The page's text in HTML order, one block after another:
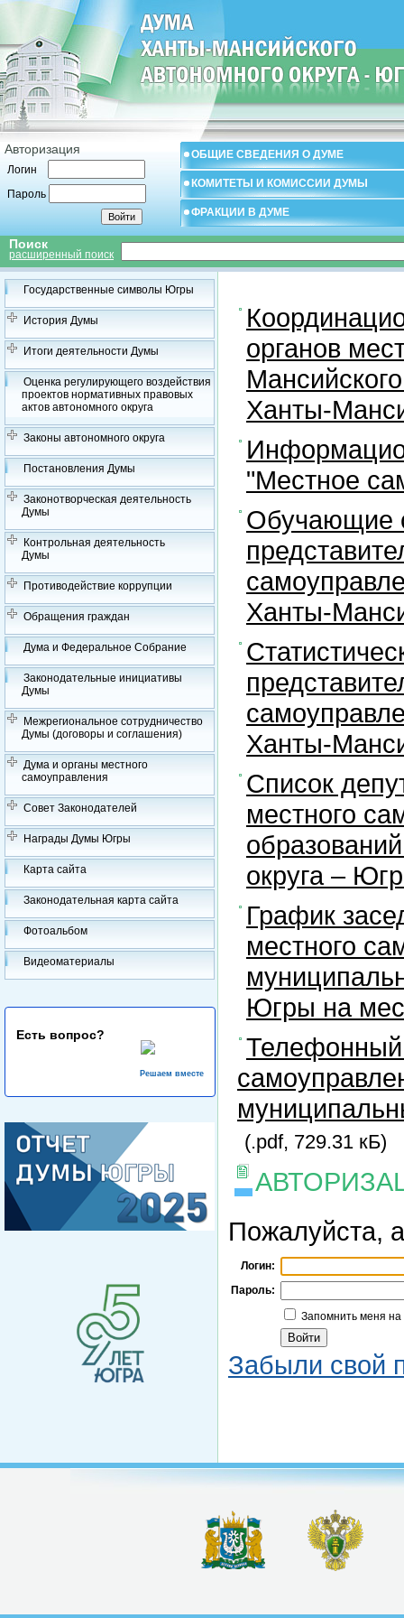
Авторизация
Логин
Пароль
ОБЩИЕ СВЕДЕНИЯ О ДУМЕ
КОМИТЕТЫ И КОМИССИИ ДУМЫ
ФРАКЦИИ В ДУМЕ
Поиск
расширенный поиск
Государственные символы Югры
История Думы
Итоги деятельности Думы
Оценка регулирующего воздействия
проектов нормативных правовых
актов автономного округа
Законы автономного округа
Постановления Думы
Законотворческая деятельность
Думы
Контрольная деятельность
Думы
Противодействие коррупции
Обращения граждан
Дума и Федеральное Собрание
Законодательные инициативы
Думы
Межрегиональное сотрудничество
Думы (договоры и соглашения)
Дума и органы местного
самоуправления
Совет Законодателей
Награды Думы Югры
Карта сайта
Законодательная карта сайта
Фотоальбом
Видеоматериалы
Есть вопрос?
Решаем вместе
органов
Ханты-
"Местное
Обучающие
Ханты-
Ханты-
Список
местного
округа –
График
местного
Югры на
Телефонный
(.pdf, 729.31 кБ)
Пожалуйста,
Логин:
Пароль:
Запомнить меня
Забыли свой